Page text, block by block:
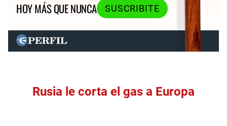
HOY MÁS QUE NUNCA
SUSCRIBITE
Rusia le corta el gas a Europa